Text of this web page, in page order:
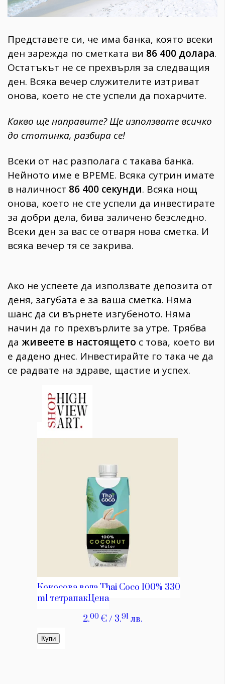
Gentlemen
382
Wellness
ПОСЛЕДВАЙТЕ
Представете си, че има банка, която всеки
ден зарежда по сметката ви 86 400 долара.
Остатъкът не се прехвърля за следващия
ден. Всяка вечер служителите изтриват
онова, което не сте успели да похарчите.
Какво ще направите? Ще използвате всичко
до стотинка, разбира се!
Всеки от нас разполага с такава банка.
Нейното име е ВРЕМЕ. Всяка сутрин имате
в наличност 86 400 секунди. Всяка нощ
онова, което не сте успели да инвестирате
за добри дела, бива заличено безследно.
Всеки ден за вас се отваря нова сметка. И
всяка вечер тя се закрива.
Ако не успеете да използвате депозита от
деня, загубата е за ваша сметка. Няма
шанс да си върнете изгубеното. Няма
начин да го прехвърлите за утре. Трябва
да живеете в настоящето с това, което ви
е дадено днес. Инвестирайте го така че да
се радвате на здраве, щастие и успех.